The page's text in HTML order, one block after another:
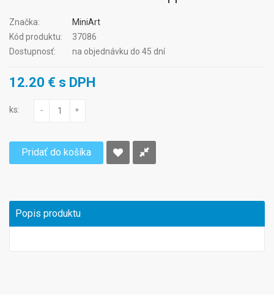
Značka:
MiniArt
Kód produktu:
37086
Dostupnosť:
na objednávku do 45 dní
12.20 € s DPH
ks: - +
Pridať do košíka
Popis produktu